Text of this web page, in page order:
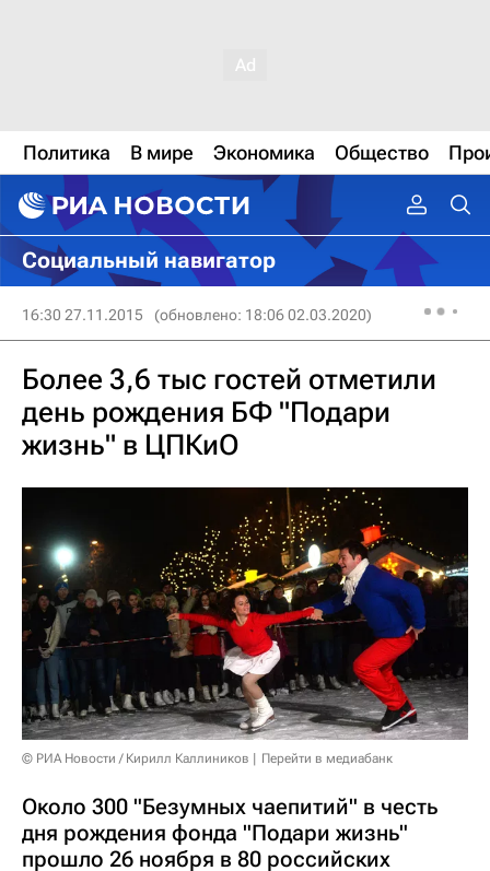
Политика В мире Экономика Общество
Социальный навигатор
16:30 27.11.2015 (обновлено: 18:06 02.03.2020)
Более 3,6 тыс гостей отметили
день рождения БФ "Подари
жизнь" в ЦПКиО
© РИА Новости / Кирилл Каллиников Перейти в медиабанк
Около 300 "Безумных чаепитий" в честь
дня рождения фонда "Подари жизнь"
прошло 26 ноября в 80 российских